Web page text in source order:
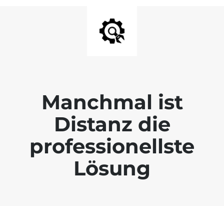
Manchmal ist
Distanz die
professionellste
Lösung